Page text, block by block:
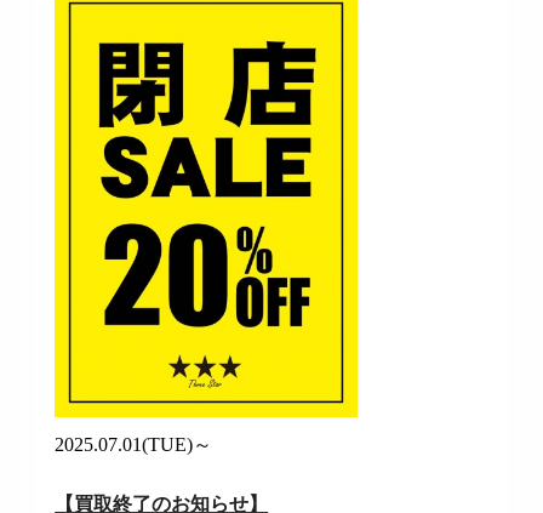
2025.07.01(TUE)～
【買取終了のお知らせ】